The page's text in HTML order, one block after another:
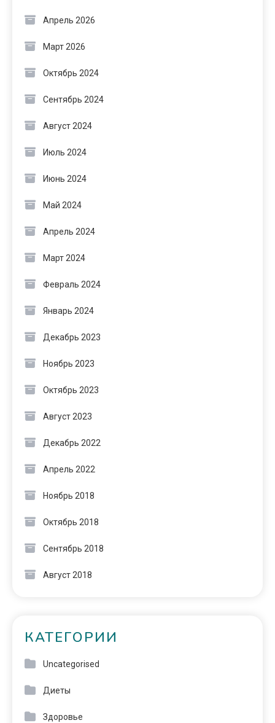
Апрель 2026
Март 2026
Октябрь 2024
Сентябрь 2024
Август 2024
Июль 2024
Июнь 2024
Май 2024
Апрель 2024
Март 2024
Февраль 2024
Январь 2024
Декабрь 2023
Ноябрь 2023
Октябрь 2023
Август 2023
Декабрь 2022
Апрель 2022
Ноябрь 2018
Октябрь 2018
Сентябрь 2018
Август 2018
КАТЕГОРИИ
Uncategorised
Диеты
Здоровье